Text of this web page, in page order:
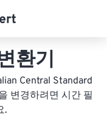
환기
Central Standard
변경하려면 시간 필
.